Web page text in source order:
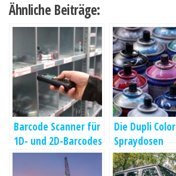
Ähnliche Beiträge:
Barcode Scanner für
1D- und 2D-Barcodes
Die Dupli Color
Spraydosen